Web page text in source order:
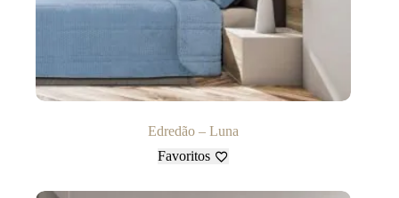
Edredão – Luna
Favoritos